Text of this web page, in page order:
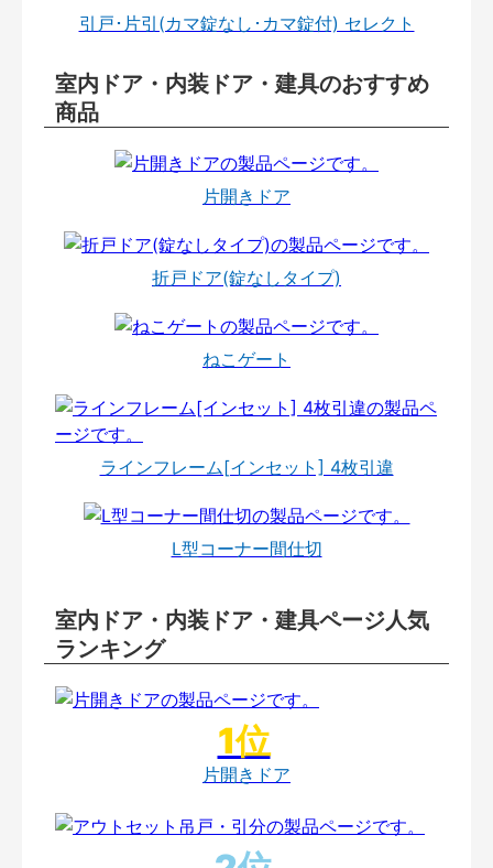
引戸･片引(カマ錠なし･カマ錠付) セレクト
室内ドア・内装ドア・建具のおすすめ
商品
片開きドア
折戸ドア(錠なしタイプ)
ねこゲート
ラインフレーム[インセット] 4枚引違
L型コーナー間仕切
室内ドア・内装ドア・建具ページ人気
ランキング
片開きドア